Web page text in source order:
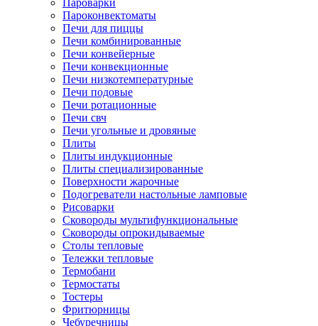
Пароварки
Пароконвектоматы
Печи для пиццы
Печи комбинированные
Печи конвейерные
Печи конвекционные
Печи низкотемпературные
Печи подовые
Печи ротационные
Печи свч
Печи угольные и дровяные
Плиты
Плиты индукционные
Плиты специализированные
Поверхности жарочные
Подогреватели настольные ламповые
Рисоварки
Сковороды мультифункциональные
Сковороды опрокидываемые
Столы тепловые
Тележки тепловые
Термобани
Термостаты
Тостеры
Фритюрницы
Чебуречницы